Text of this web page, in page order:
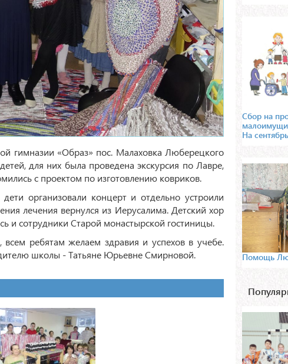
гимназии «Образ» пос. Малаховка Люберецкого
для них была проведена экскурсия по Лавре,
с проектом по изготовлению ковриков.
организовали концерт и отдельно устроили
лечения вернулся из Иерусалима. Детский хор
и сотрудники Старой монастырской гостиницы.
ребятам желаем здравия и успехов в учебе.
школы - Татьяне Юрьевне Смирновой.
Сбор на
На сентябрь
Помощь